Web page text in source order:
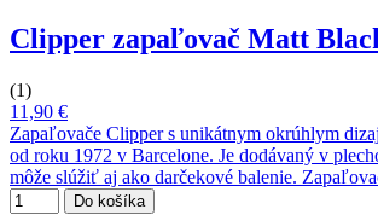
Clipper zapaľovač Matt
(1)
11,90 €
Zapaľovače Clipper s unikátnym okrúhlym
od roku 1972 v Barcelone. Je dodávaný v
môže slúžiť aj ako darčekové balenie.
Do košíka